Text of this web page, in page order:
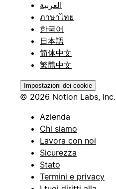
العربية
ภาษาไทย
한국어
日本語
简体中文
繁體中文
Impostazioni dei cookie
© 2026 Notion Labs, Inc.
Azienda
Chi siamo
Lavora con noi
Sicurezza
Stato
Termini e privacy